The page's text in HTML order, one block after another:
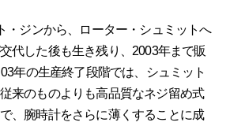
ジンから、ローター・シュミットへ
代した後も生き残り、2003年まで販
年の生産終了段階では、シュミット
来のものよりも高品質なネジ留め式
、腕時計をさらに薄くすることに成